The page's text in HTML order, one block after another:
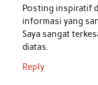
k
p
Posting inspiratif
informasi yang
Saya sangat
diatas.
Reply